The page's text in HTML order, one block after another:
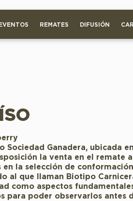
EVENTOS REMATES DIFUSIÓN
Sociedad Ganadera, ubicada
la venta en el remate
en la selección de
al que llaman Biotipo
como aspectos
para poder observarlos antes